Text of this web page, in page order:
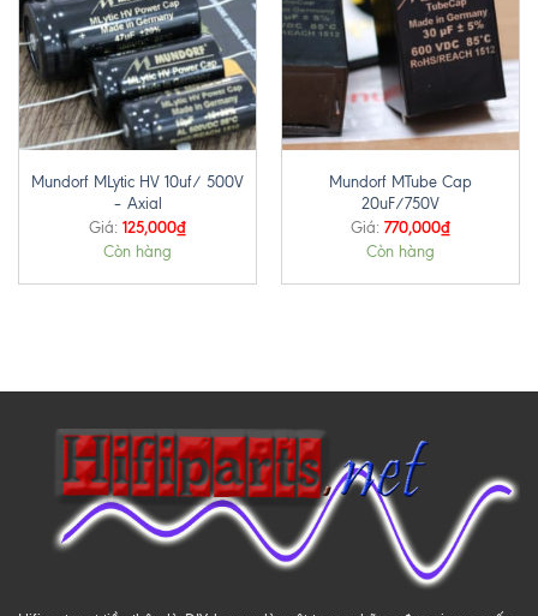
Mundorf MLytic HV 10uf/ 500V
– Axial
Giá: 125,000₫
Còn hàng
Mundorf MTube Cap
20uF/750V
Giá: 770,000₫
Còn hàng